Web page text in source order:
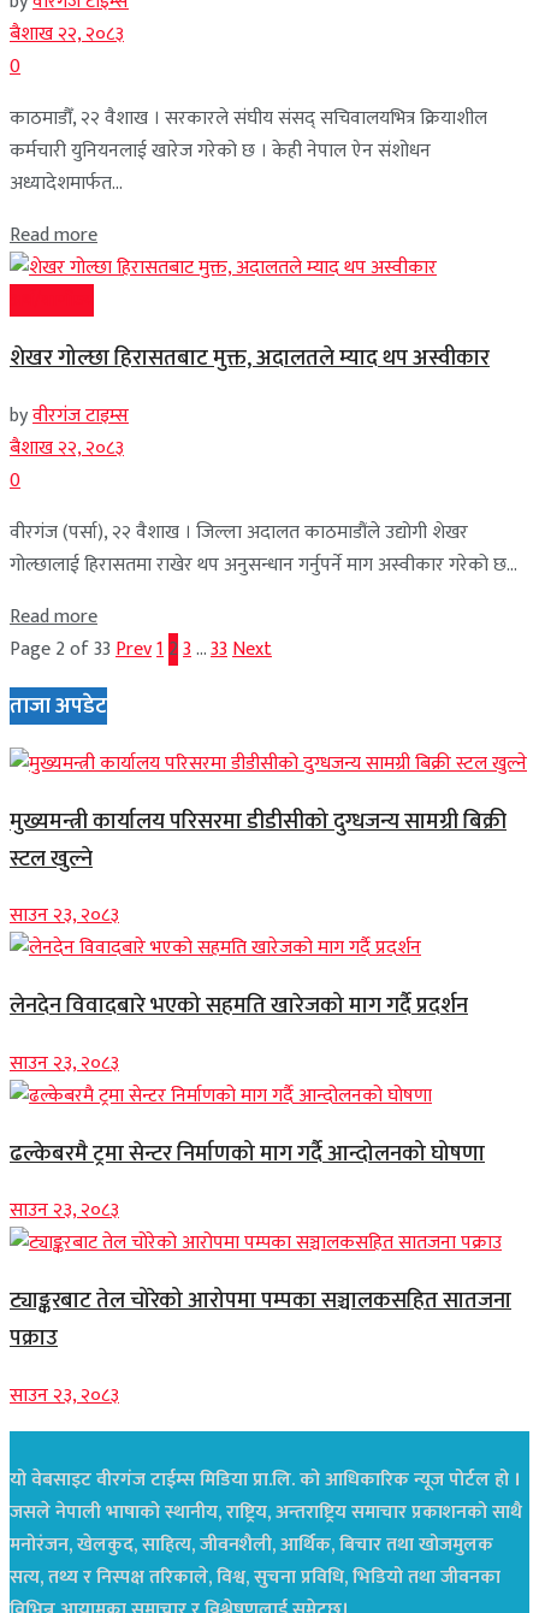
बैशाख २२, २०८३
0
काठमाडौँ, २२ वैशाख । सरकारले संघीय संसद् सचिवालयभित्र क्रियाशील
कर्मचारी युनियनलाई खारेज गरेको छ । केही नेपाल ऐन संशोधन
अध्यादेशमार्फत...
Read more
शेखर गोल्छा हिरासतबाट मुक्त, अदालतले म्याद थप अस्वीकार
byवीरगंज टाइम्स
बैशाख २२, २०८३
0
वीरगंज (पर्सा), २२ वैशाख । जिल्ला अदालत काठमाडौंले उद्योगी शेखर
गोल्छालाई हिरासतमा राखेर थप अनुसन्धान गर्नुपर्ने माग अस्वीकार गरेको छ...
Read more
Page 2 of 33Prev123…33Next
ताजा अपडेट
मुख्यमन्त्री कार्यालय परिसरमा डीडीसीको दुग्धजन्य सामग्री बिक्री
स्टल खुल्ने
साउन २३, २०८३
लेनदेन विवादबारे भएको सहमति खारेजको माग गर्दै प्रदर्शन
साउन २३, २०८३
ढल्केबरमै ट्रमा सेन्टर निर्माणको माग गर्दै आन्दोलनको घोषणा
साउन २३, २०८३
ट्याङ्करबाट तेल चोरेको आरोपमा पम्पका सञ्चालकसहित सातजना
पक्राउ
साउन २३, २०८३
यो वेबसाइट वीरगंज टाईम्स मिडिया प्रा.लि. को आधिकारिक न्यूज पोर्टल हो ।
जसले नेपाली भाषाको स्थानीय, राष्ट्रिय, अन्तराष्ट्रिय समाचार प्रकाशनको साथै
मनोरंजन, खेलकुद, साहित्य, जीवनशैली, आर्थिक, बिचार तथा खोजमुलक
सत्य, तथ्य र निस्पक्ष तरिकाले, विश्व, सुचना प्रविधि, भिडियो तथा जीवनका